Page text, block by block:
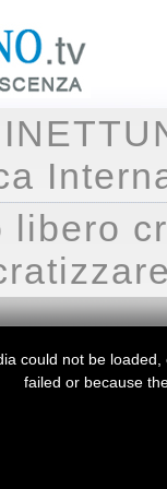
libero
could not be
failed or because